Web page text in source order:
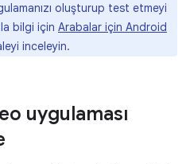
oluşturup test etmeyi
bilgi için Arabalar için Android
inceleyin.
uygulaması